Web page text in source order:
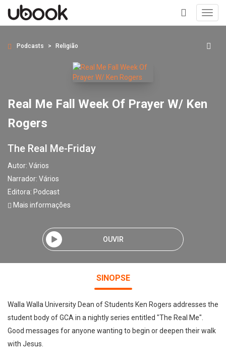
+
Podcasts Religião
Real Me Fall Week Of Prayer W/ Ken
Rogers
The Real Me-Friday
Autor: Vários
Narrador: Vários
Editora: Podcast
Mais informações
OUVIR
SINOPSE
Walla Walla University Dean of Students Ken Rogers addresses the
student body of GCA in a nightly series entitled "The Real Me".
Good messages for anyone wanting to begin or deepen their walk
with Jesus.